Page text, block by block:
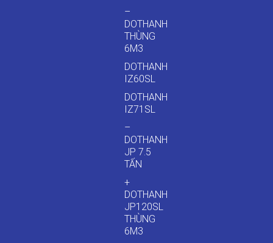
–
DOTHANH
THÙNG
6M3
DOTHANH
IZ60SL
DOTHANH
IZ71SL
–
DOTHANH
JP 7.5
TẤN
+
DOTHANH
JP120SL
THÙNG
6M3